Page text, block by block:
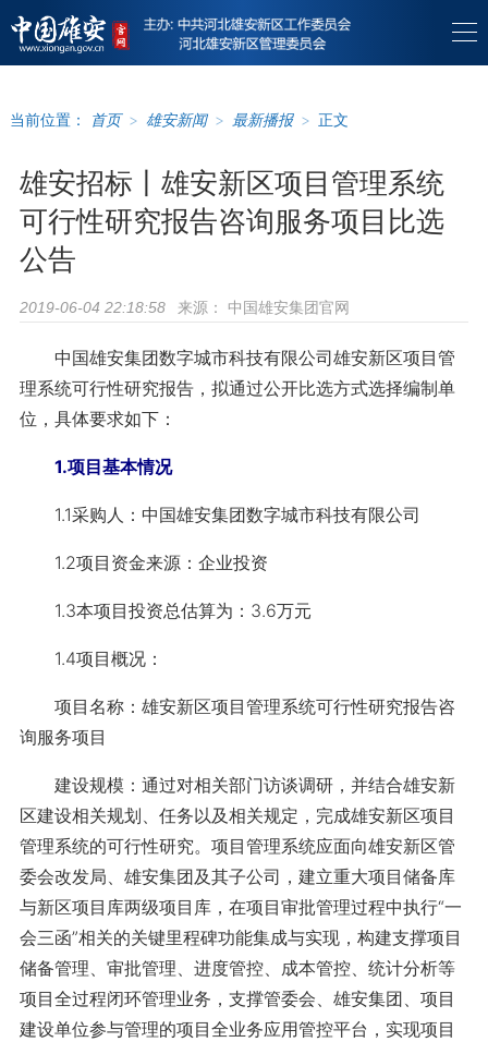
当前位置： 首页 > 雄安新闻 > 最新播报 > 正文
雄安招标丨雄安新区项目管理系统
可行性研究报告咨询服务项目比选
公告
2019-06-04 22:18:58 来源： 中国雄安集团官网
中国雄安集团数字城市科技有限公司雄安新区项目管
理系统可行性研究报告，拟通过公开比选方式选择编制单
位，具体要求如下：
1.项目基本情况
1.1采购人：中国雄安集团数字城市科技有限公司
1.2项目资金来源：企业投资
1.3本项目投资总估算为：3.6万元
1.4项目概况：
项目名称：雄安新区项目管理系统可行性研究报告咨
询服务项目
建设规模：通过对相关部门访谈调研，并结合雄安新
区建设相关规划、任务以及相关规定，完成雄安新区项目
管理系统的可行性研究。项目管理系统应面向雄安新区管
委会改发局、雄安集团及其子公司，建立重大项目储备库
与新区项目库两级项目库，在项目审批管理过程中执行“一
会三函”相关的关键里程碑功能集成与实现，构建支撑项目
储备管理、审批管理、进度管控、成本管控、统计分析等
项目全过程闭环管理业务，支撑管委会、雄安集团、项目
建设单位参与管理的项目全业务应用管控平台，实现项目